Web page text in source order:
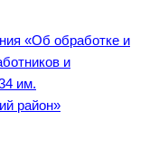
«Об обработке и
и
им.
район»